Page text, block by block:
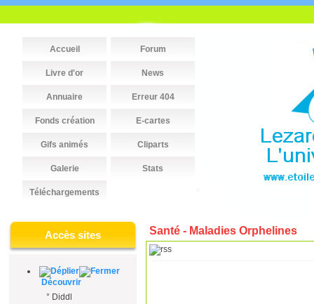
Accueil Forum
Livre d'or News
Annuaire Erreur 404
Fonds création E-cartes
Gifs animés Cliparts
Galerie Stats
Téléchargements
Accès sites
Découvrir
° Diddl
Santé - Maladies Orphelines